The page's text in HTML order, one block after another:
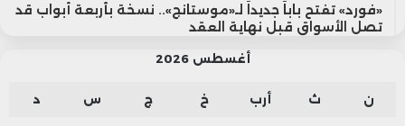
«فورد» تفتح باباً جديداً لـ«موستانج».. نسخة بأربعة أبواب قد
تصل الأسواق قبل نهاية العقد
أغسطس 2026
ن ث أرب خ ج س د